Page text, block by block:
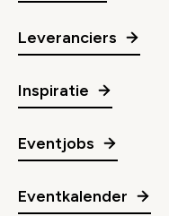
Leveranciers
Inspiratie
Eventjobs
Eventkalender